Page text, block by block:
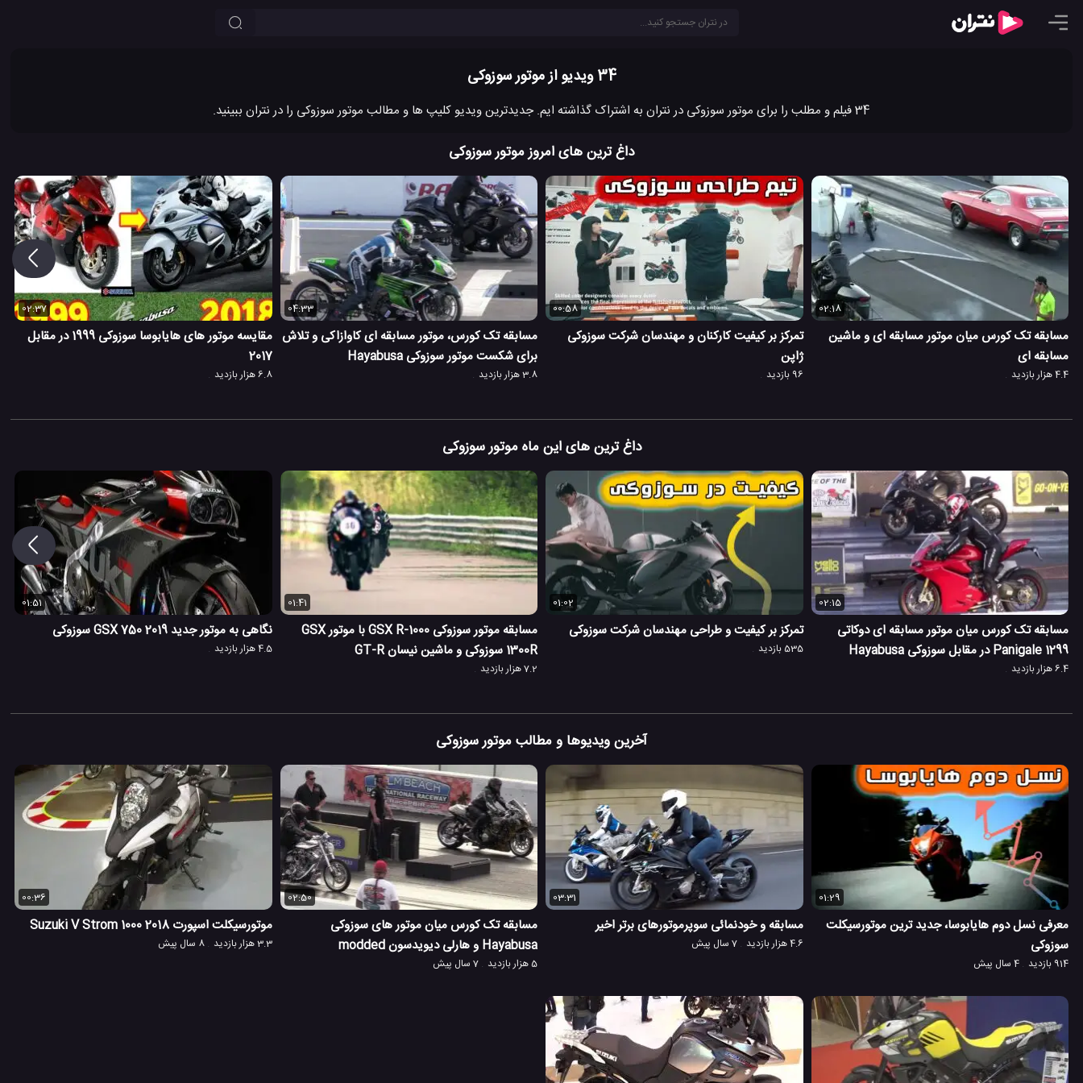
34 ویدیو از موتور سوزوکی
34 فیلم و مطلب را برای موتور سوزوکی در نتران به اشتراک گذاشته ایم. جدیدترین ویدیو کلیپ ها و مطالب موتور سوزوکی را در نتران ببینید.
داغ ترین های امروز موتور سوزوکی
02:18
مسابقه تک کورس میان موتور مسابقه ای و ماشین
مسابقه ای
4.4 هزار بازدید
00:58
تمرکز بر کیفیت کارکنان و مهندسان شرکت سوزوکی
ژاپن
96 بازدید
04:33
مسابقه تک کورس، موتور مسابقه ای کاوازاکی و تلاش
برای شکست موتور سوزوکی Hayabusa
3.8 هزار بازدید
02:37
مقایسه موتور های هایابوسا سوزوکی 1999 در مقابل
2017
6.8 هزار بازدید
داغ ترین های این ماه موتور سوزوکی
02:15
مسابقه تک کورس میان موتور مسابقه ای دوکاتی
1299 Panigale در مقابل سوزوکی Hayabusa
6.4 هزار بازدید
01:02
تمرکز بر کیفیت و طراحی مهندسان شرکت سوزوکی
535 بازدید
01:41
مسابقه موتور سوزوکی GSX R-1000 با موتور GSX
1300R سوزوکی و ماشین نیسان GT-R
7.2 هزار بازدید
01:51
نگاهی به موتور جدید GSX 750 2019 سوزوکی
4.5 هزار بازدید
آخرین ویدیوها و مطالب موتور سوزوکی
01:29
معرفی نسل دوم هایابوسا، جدید ترین موتورسیکلت
سوزوکی
914 بازدید 4 سال پیش
03:31
مسابقه و خودنمائی سوپرموتورهای برتر اخیر
4.6 هزار بازدید 7 سال پیش
02:50
مسابقه تک کورس میان موتور های سوزوکی
Hayabusa و هارلی دیویدسون modded
5 هزار بازدید 7 سال پیش
00:36
موتورسیکلت اسپورت 2018 Suzuki V Strom 1000
3.3 هزار بازدید 8 سال پیش